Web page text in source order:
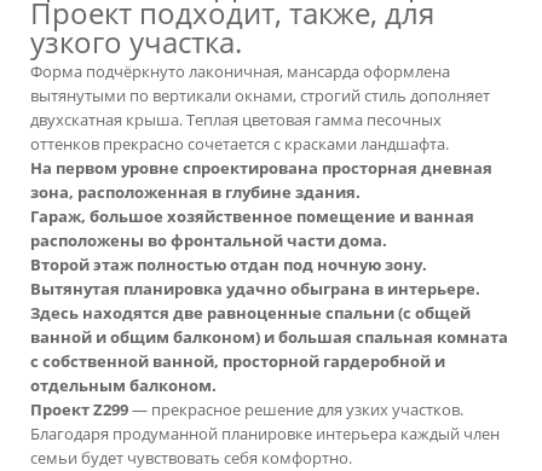
Проект подходит, также, для
узкого участка.
Форма подчёркнуто лаконичная, мансарда оформлена
вытянутыми по вертикали окнами, строгий стиль дополняет
двухскатная крыша. Теплая цветовая гамма песочных
оттенков прекрасно сочетается с красками ландшафта.
На первом уровне спроектирована просторная дневная
зона, расположенная в глубине здания.
Гараж, большое хозяйственное помещение и ванная
расположены во фронтальной части дома.
Второй этаж полностью отдан под ночную зону.
Вытянутая планировка удачно обыграна в интерьере.
Здесь находятся две равноценные спальни (с общей
ванной и общим балконом) и большая спальная комната
с собственной ванной, просторной гардеробной и
отдельным балконом.
Проект Z299— прекрасное решение для узких участков.
Благодаря продуманной планировке интерьера каждый член
семьи будет чувствовать себя комфортно.